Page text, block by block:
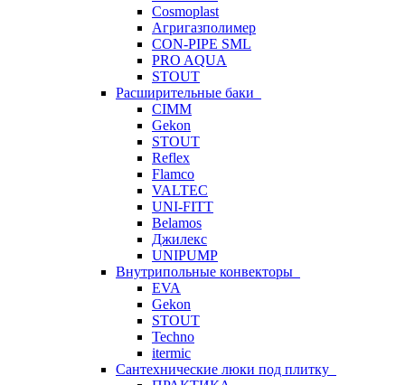
Cosmoplast
Агригазполимер
CON-PIPE SML
PRO AQUA
STOUT
Расширительные баки
CIMM
Gekon
STOUT
Reflex
Flamco
VALTEC
UNI-FITT
Belamos
Джилекс
UNIPUMP
Внутрипольные конвекторы
EVA
Gekon
STOUT
Techno
itermic
Сантехнические люки под плитку